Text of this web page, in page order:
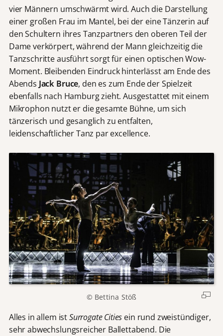
vier Männern umschwärmt wird. Auch die Darstellung
einer großen Frau im Mantel, bei der eine Tänzerin auf
den Schultern ihres Tanzpartners den oberen Teil der
Dame verkörpert, während der Mann gleichzeitig die
Tanzschritte ausführt sorgt für einen optischen Wow-
Moment. Bleibenden Eindruck hinterlässt am Ende des
Abends Jack Bruce, den es zum Ende der Spielzeit
ebenfalls nach Hamburg zieht. Ausgestattet mit einem
Mikrophon nutzt er die gesamte Bühne, um sich
tänzerisch und gesanglich zu entfalten,
leidenschaftlicher Tanz par excellence.
© Bettina Stöß
Alles in allem istSurrogate Cities ein rund zweistündiger,
sehr abwechslungsreicher Ballettabend. Die